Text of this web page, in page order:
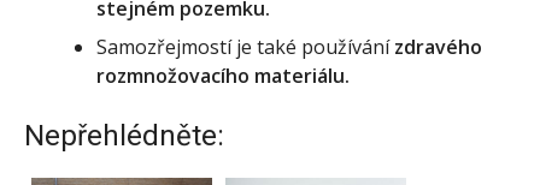
stejném pozemku.
Samozřejmostí je také používánízdravého
rozmnožovacího materiálu.
Nepřehlédněte: